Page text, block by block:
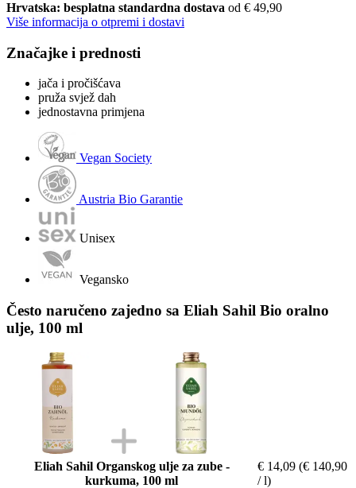
Hrvatska: besplatna standardna dostava od € 49,90
Više informacija o otpremi i dostavi
Značajke i prednosti
jača i pročišćava
pruža svjež dah
jednostavna primjena
Vegan Society
Austria Bio Garantie
Unisex
Vegansko
Često naručeno zajedno sa Eliah Sahil Bio oralno
ulje, 100 ml
Eliah Sahil Organskog ulje za zube -
kurkuma, 100 ml
€ 14,09 (€ 140,90
/ l)